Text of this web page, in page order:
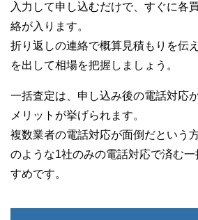
入力して申し込むだけで、すぐに各
絡が入ります。
折り返しの連絡で概算見積もりを伝
を出して相場を把握しましょう。
一括査定は、申し込み後の電話対応
メリットが挙げられます。
複数業者の電話対応が面倒だという
のような1社のみの電話対応で済む
すめです。